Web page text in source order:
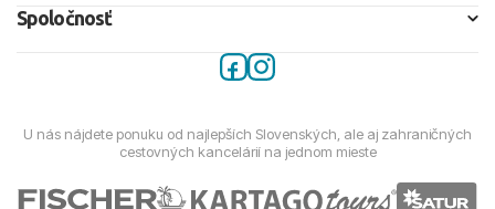
Spoločnosť
U nás nájdete ponuku od najlepších Slovenských, ale aj zahraničných
cestovných kancelárií na jednom mieste